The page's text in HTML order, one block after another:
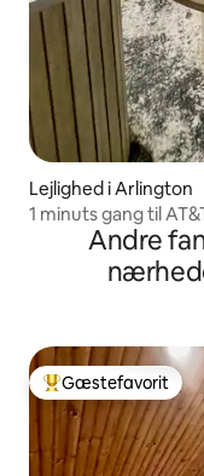
Lejlighed i Arlington
1 minuts gang til
Andre
Bedste
Gæstefavorit